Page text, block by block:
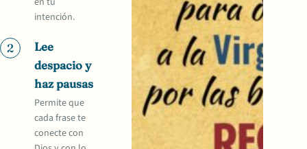
intención.
2
Lee
despacio y
haz pausas
Permite que
cada frase te
conecte con